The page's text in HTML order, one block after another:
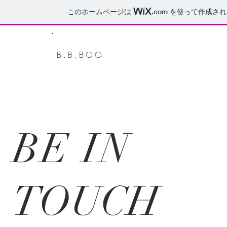
このホームページは .com を使って作成さ
B.B.BOO
BE IN
TOUCH